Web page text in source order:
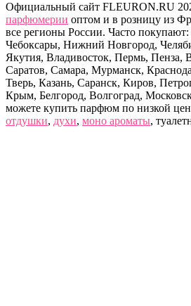
Официальный сайт FLEURON.RU
парфюмерии оптом и в розницу из
все регионы России. Часто
Чебоксары, Нижний Новгород,
Якутия, Владивосток, Пермь, Пенза,
Саратов, Самара, Мурманск,
Тверь, Казань, Саранск, Киров,
Крым, Белгород, Волгоград,
можете купить парфюм по низкой
отдушки, духи, моно ароматы,